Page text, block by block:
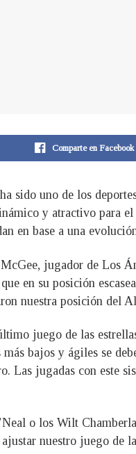
Comparte en Facebook
sido uno de los
y atractivo para
en base a una
McGee, jugador de Los
en su posición
nuestra posición del
juego de las
bajos y ágiles se
Las jugadas con este
o los Wilt
nuestro juego de